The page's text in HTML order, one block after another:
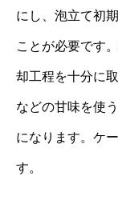
にし、泡立て初
ことが必要です
却工程を十分に
などの甘味を使
になります。ケ
す。